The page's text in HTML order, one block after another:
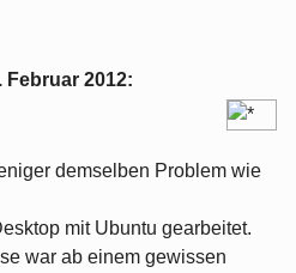
Februar 2012:
demselben Problem wie
mit Ubuntu gearbeitet.
war ab einem gewissen